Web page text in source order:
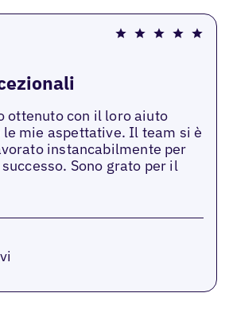
ottenuto con il loro aiuto
le mie aspettative. Il team si è
instancabilmente per
Sono grato per il